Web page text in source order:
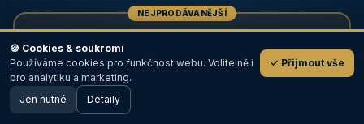
NEJPRODÁVANĚJŠÍ
Prémiový partner
TOP pozice na titulce, přednost ve výpisech, zlatý odznak a
💬
🖥️ Desktop verze
🍪 Cookies & soukromí
Používáme cookies pro funkčnost webu. Volitelně i
pro analytiku a marketing.
✓ Přijmout vše
Jen nutné Detaily